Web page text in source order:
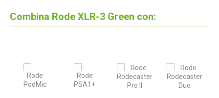
Combina Rode XLR-3 Green con: